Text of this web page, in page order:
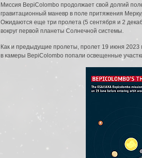
Миссия BepiColombo продолжает свой долгий
гравитационный маневр в поле притяжения
Ожидаются еще три пролета (5 сентября и 2
вокруг первой планеты Солнечной системы.
Как и предыдущие пролеты, пролет 19 июня 2023
в камеры BepiColombo попали освещенные